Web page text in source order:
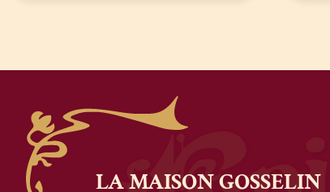
LA MAISONGOSSELIN